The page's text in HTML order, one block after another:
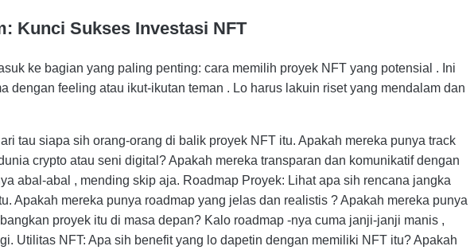
Kunci Sukses Investasi NFT
ke bagian yang paling penting: cara memilih proyek NFT yang potensial . Ini
dengan feeling atau ikut-ikutan teman . Lo harus lakuin riset yang mendalam dan
tau siapa sih orang-orang di balik proyek NFT itu. Apakah mereka punya track
crypto atau seni digital? Apakah mereka transparan dan komunikatif dengan
abal-abal , mending skip aja. Roadmap Proyek: Lihat apa sih rencana jangka
Apakah mereka punya roadmap yang jelas dan realistis ? Apakah mereka punya
proyek itu di masa depan? Kalo roadmap -nya cuma janji-janji manis ,
Utilitas NFT: Apa sih benefit yang lo dapetin dengan memiliki NFT itu? Apakah